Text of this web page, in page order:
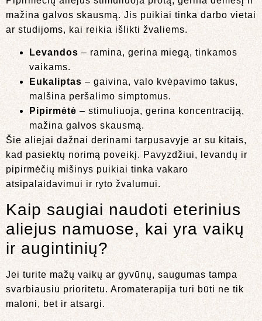
mažina galvos skausmą. Jis puikiai tinka darbo vietai
ar studijoms, kai reikia išlikti žvaliems.
Levandos – ramina, gerina miegą, tinkamos
vaikams.
Eukaliptas – gaivina, valo kvėpavimo takus,
malšina peršalimo simptomus.
Pipirmėtė – stimuliuoja, gerina koncentraciją,
mažina galvos skausmą.
Šie aliejai dažnai derinami tarpusavyje ar su kitais,
kad pasiektų norimą poveikį. Pavyzdžiui, levandų ir
pipirmėčių mišinys puikiai tinka vakaro
atsipalaidavimui ir ryto žvalumui.
Kaip saugiai naudoti eterinius
aliejus namuose, kai yra vaikų
ir augintinių?
Jei turite mažų vaikų ar gyvūnų, saugumas tampa
svarbiausiu prioritetu. Aromaterapija turi būti ne tik
maloni, bet ir atsargi.